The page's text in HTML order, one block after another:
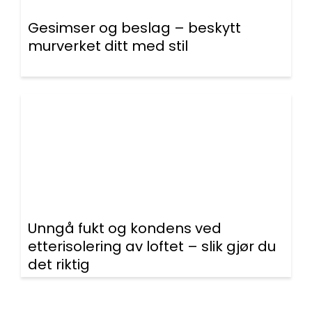
Gesimser og beslag – beskytt
murverket ditt med stil
Unngå fukt og kondens ved
etterisolering av loftet – slik gjør du
det riktig